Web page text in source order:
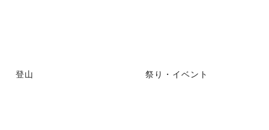
登山 祭り・イベント